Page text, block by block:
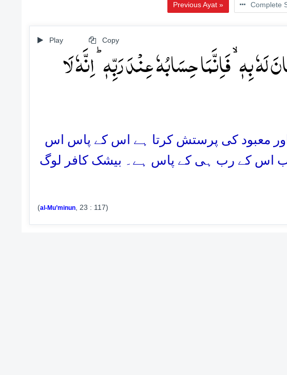
Previous Ayat » Complete
Play Copy
لَہٗ بِہٖ ۙ فَاِنَّمَا حِسَابُہٗ عِنۡدَ رَبِّہٖ ؕ اِنَّہٗ لَا
اور معبود کی پرستش کرتا ہے اس کے پاس اس
اس کے رب ہی کے پاس ہے۔ بیشک کافر لوگ
(al-Mu’minun, 23 : 117)